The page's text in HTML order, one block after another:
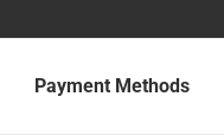
Payment Methods